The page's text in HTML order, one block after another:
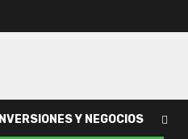
INVERSIONES Y NEGOCIOS